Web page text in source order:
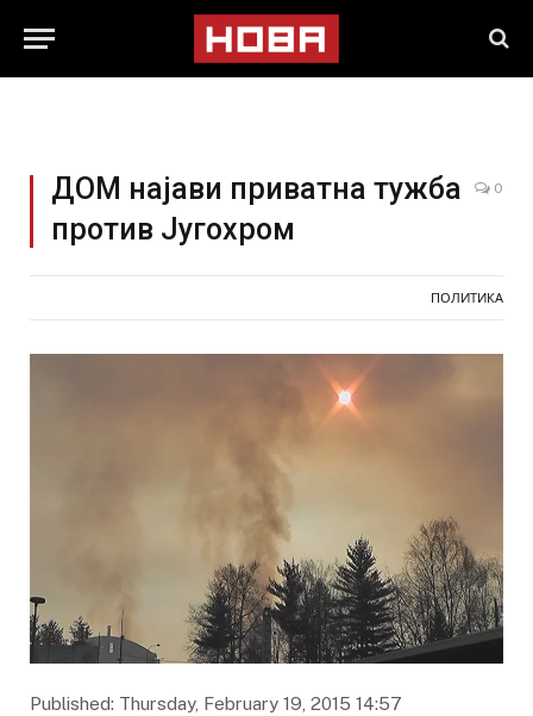
ДОМ најави приватна тужба
против Југохром
0
ПОЛИТИКА
Published: Thursday, February 19, 2015 14:57